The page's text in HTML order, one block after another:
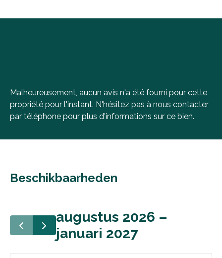
Malheureusement, aucun avis n'a été fourni pour cette
propriété pour l'instant. N'hésitez pas à nous contacter
par téléphone pour plus d'informations sur ce bien.
Beschikbaarheden
augustus 2026 –
januari 2027